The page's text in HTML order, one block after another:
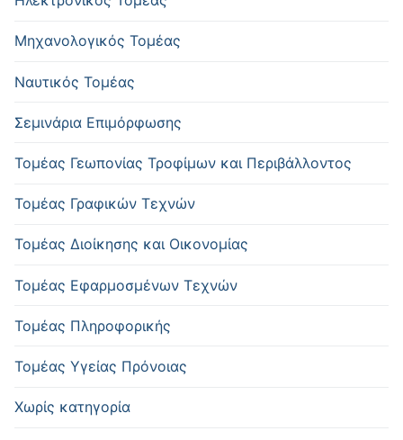
Μηχανολογικός Τομέας
Ναυτικός Τομέας
Σεμινάρια Επιμόρφωσης
Τομέας Γεωπονίας Τροφίμων και Περιβάλλοντος
Τομέας Γραφικών Τεχνών
Τομέας Διοίκησης και Οικονομίας
Τομέας Εφαρμοσμένων Τεχνών
Τομέας Πληροφορικής
Τομέας Υγείας Πρόνοιας
Χωρίς κατηγορία